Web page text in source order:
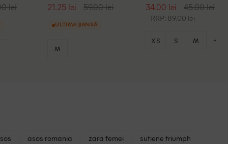
lei 21.25 lei 59.00 lei
ULTIMA ȘANSĂ
M
34.00 lei 45.00 lei
RRP: 89.00 lei
XS S M +1
asos romania zara femei
sutiene triumph